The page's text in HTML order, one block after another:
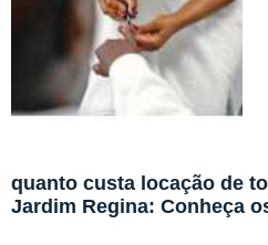
quanto custa locação de
Jardim Regina: Conheça